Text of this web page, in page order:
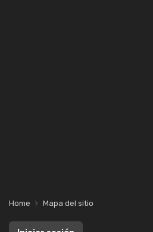
Home Mapa del sitio